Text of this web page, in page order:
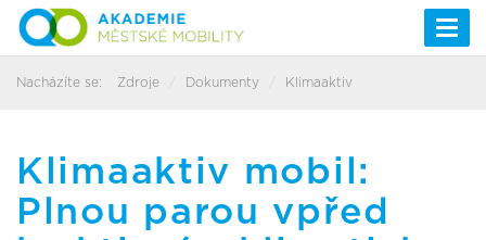
Nacházíte se: Zdroje Dokumenty Klimaaktiv
Klimaaktiv mobil:
Plnou parou vpřed